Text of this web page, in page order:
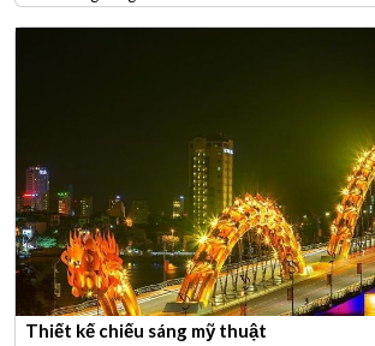
Thiết kế chiếu sáng mỹ thuật